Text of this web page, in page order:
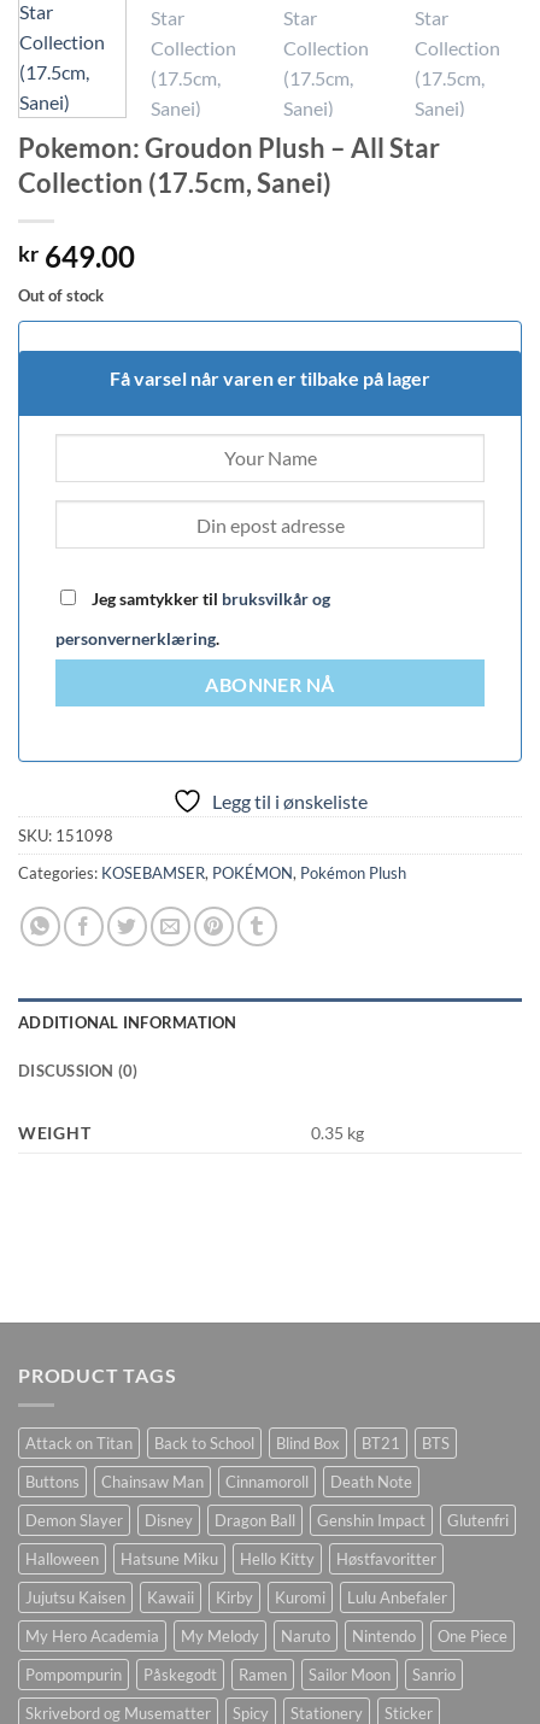
Pokemon: Groudon Plush – All Star
Collection (17.5cm, Sanei)
kr 649.00
Out of stock
Få varsel når varen er tilbake på lager
Jeg samtykker til bruksvilkår og
personvernerklæring.
ABONNER NÅ
Legg til i ønskeliste
SKU: 151098
Categories: KOSEBAMSER, POKÉMON, Pokémon Plush
ADDITIONAL INFORMATION
DISCUSSION (0)
WEIGHT 0.35 kg
PRODUCT TAGS
Attack on Titan Back to School Blind Box BT21
BTS
Buttons
Chainsaw Man Cinnamoroll
Death Note
Demon Slayer
Disney Dragon Ball Genshin Impact
Glutenfri
Halloween
Hatsune Miku Hello Kitty
Høstfavoritter
Jujutsu Kaisen
Kawaii Kirby Kuromi
Lulu Anbefaler
My Hero Academia
My Melody Naruto Nintendo
One Piece
Pompompurin
Påskegodt Ramen Sailor Moon
Sanrio
Skrivebord og Musematter
Spicy Stationery
Sticker